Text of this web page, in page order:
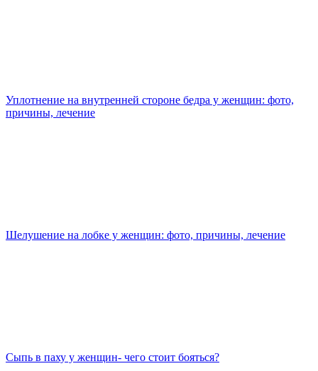
Уплотнение на внутренней стороне бедра у женщин: фото,
причины, лечение
Шелушение на лобке у женщин: фото, причины, лечение
Сыпь в паху у женщин- чего стоит бояться?